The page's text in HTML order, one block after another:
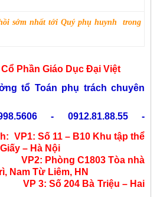
sớm nhất tới Quý phụ huynh trong
Phần Giáo Dục Đại Việt
tổ Toán phụ trách chuyên
- 0912.81.88.55 -
VP1: Số 11 – B10 Khu tập thể
– Hà Nội
C1803 Tòa nhà
Nam Từ Liêm, HN
Bà Triệu – Hai